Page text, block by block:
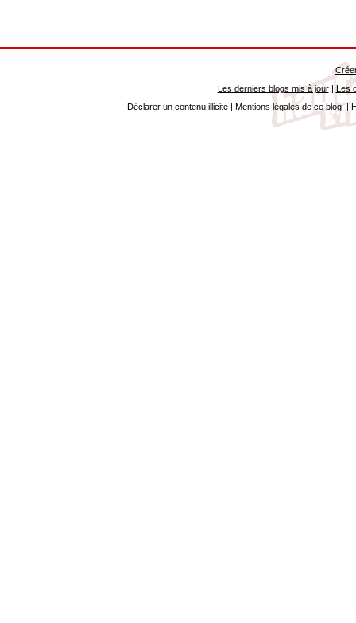
Les derniers blogs mis à jour| Les
Déclarer un contenu illicite| Mentions légales de ce blog|